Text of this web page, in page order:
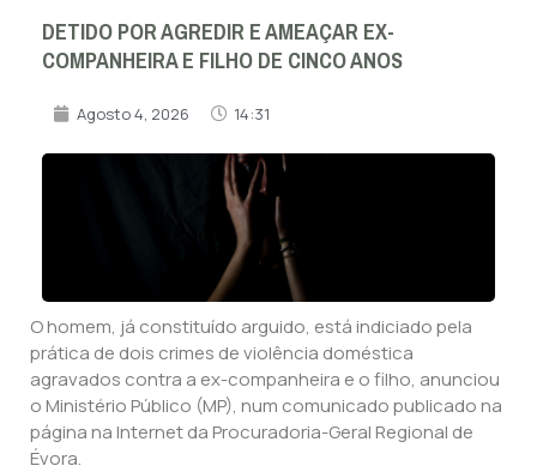
DETIDO POR AGREDIR E AMEAÇAR EX-
COMPANHEIRA E FILHO DE CINCO ANOS
Agosto 4, 2026 14:31
O homem, já constituído arguido, está indiciado pela
prática de dois crimes de violência doméstica
agravados contra a ex-companheira e o filho, anunciou
o Ministério Público (MP), num comunicado publicado na
página na Internet da Procuradoria-Geral Regional de
Évora.